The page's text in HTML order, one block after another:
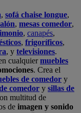
, sofá chaise longue,
, mesas comedor,
, canapés,
, frigoríficos,
, y televisiones.
cualquiermuebles
. Crea el
de comedor y
comedor y sillas de
multitud de
de imagen y sonido